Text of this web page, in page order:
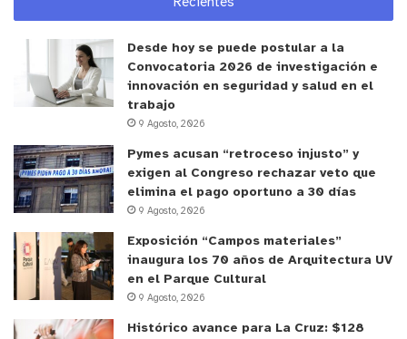
artistas y/o directores. Por otro lado, nos da
siempre está abierto a los procesos participativos
que vinculan el arte con la ciudadanía”.
Prácticas abiertas de danza
Las actividades de cierre de los Encuentros
Coreográficos Nacionales, entre el 21 y el 24 de
abiertas de danza facilitadas por parte del equipo
de la actual edición del programa
infinito” a cargo de Alan Ibáñez (21 de septiembre,
18:30 a 20:00 horas), “Tejidos perceptibles,
Desde hoy se puede postular a la
Convocatoria 2026 de investigación e
innovación en seguridad y salud en el
trabajo
9 Agosto, 2026
Pymes acusan “retroceso injusto” y
exigen al Congreso rechazar veto que
elimina el pago oportuno a 30 días
9 Agosto, 2026
Exposición “Campos materiales”
inaugura los 70 años de Arquitectura UV
en el Parque Cultural
9 Agosto, 2026
Histórico avance para La Cruz: $128